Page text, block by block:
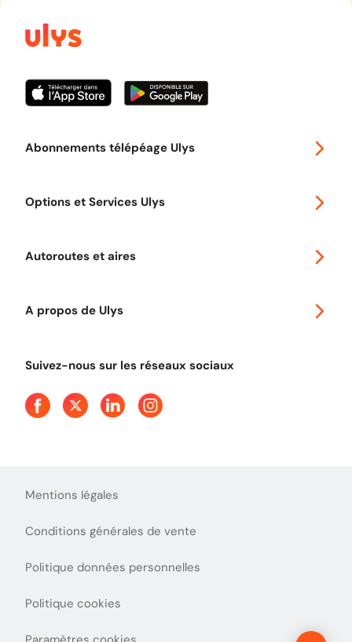
Abonnements télépéage Ulys
Options et Services Ulys
Autoroutes et aires
A propos de Ulys
Presse
Suivez-nous sur les réseaux sociaux
Mentions légales
Conditions générales de vente
Politique données personnelles
Politique cookies